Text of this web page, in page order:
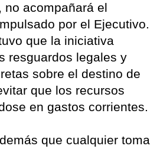
no acompañará el
por el Ejecutivo.
que la iniciativa
resguardos legales y
sobre el destino de
que los recursos
en gastos corrientes.
que cualquier toma